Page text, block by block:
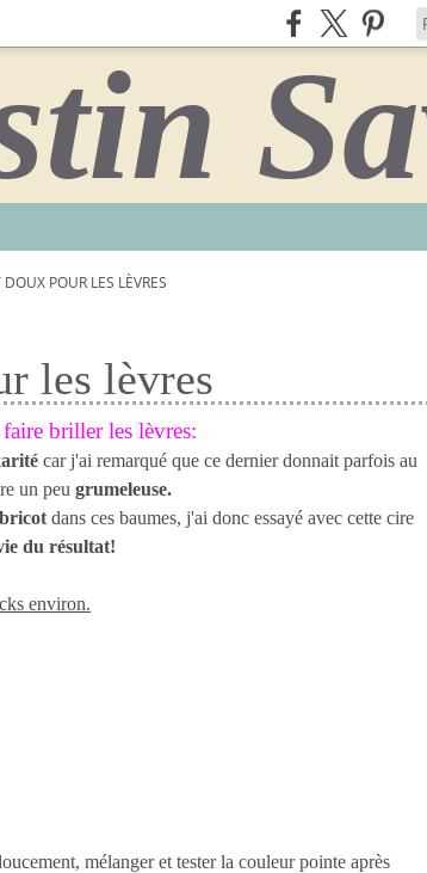
POUR LES LÈVRES
les lèvres
briller les lèvres:
car j'ai remarqué que ce dernier donnait parfois au
un peu grumeleuse.
dans ces baumes, j'ai donc essayé avec cette cire
du résultat!
environ.
mélanger et tester la couleur pointe après